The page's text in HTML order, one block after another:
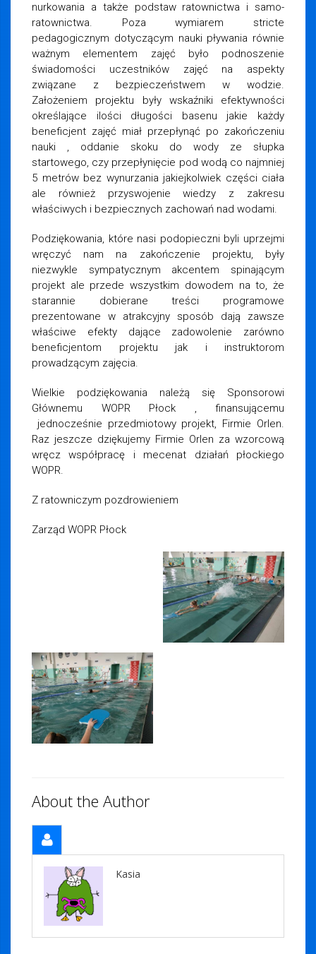
nurkowania a także podstaw ratownictwa i samo-
ratownictwa. Poza wymiarem stricte
pedagogicznym dotyczącym nauki pływania równie
ważnym elementem zajęć było podnoszenie
świadomości uczestników zajęć na aspekty
związane z bezpieczeństwem w wodzie.
Założeniem projektu były wskaźniki efektywności
określające ilości długości basenu jakie każdy
beneficjent zajęć miał przepłynąć po zakończeniu
nauki , oddanie skoku do wody ze słupka
startowego, czy przepłynięcie pod wodą co najmniej
5 metrów bez wynurzania jakiejkolwiek części ciała
ale również przyswojenie wiedzy z zakresu
właściwych i bezpiecznych zachowań nad wodami.
Podziękowania, które nasi podopieczni byli uprzejmi
wręczyć nam na zakończenie projektu, były
niezwykle sympatycznym akcentem spinającym
projekt ale przede wszystkim dowodem na to, że
starannie dobierane treści programowe
prezentowane w atrakcyjny sposób dają zawsze
właściwe efekty dające zadowolenie zarówno
beneficjentom projektu jak i instruktorom
prowadzącym zajęcia.
Wielkie podziękowania należą się Sponsorowi
Głównemu WOPR Płock , finansującemu
jednocześnie przedmiotowy projekt, Firmie Orlen.
Raz jeszcze dziękujemy Firmie Orlen za wzorcową
wręcz współpracę i mecenat działań płockiego
WOPR.
Z ratowniczym pozdrowieniem
Zarząd WOPR Płock
About the Author
Kasia